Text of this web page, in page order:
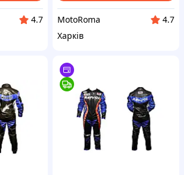
4.7
MotoRoma
4.7
Харків